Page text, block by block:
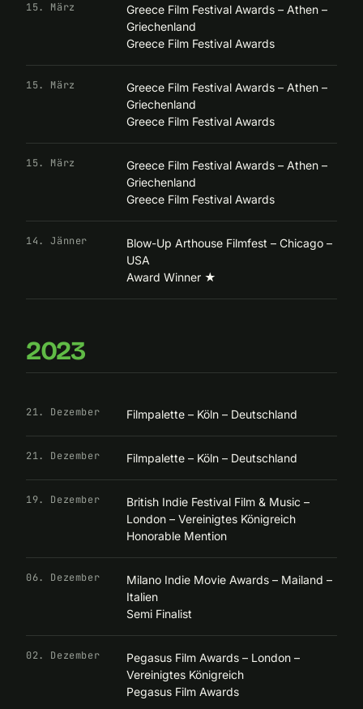
15. März
Greece Film Festival Awards – Athen –
Griechenland
Greece Film Festival Awards
15. März
Greece Film Festival Awards – Athen –
Griechenland
Greece Film Festival Awards
15. März
Greece Film Festival Awards – Athen –
Griechenland
Greece Film Festival Awards
14. Jänner
Blow-Up Arthouse Filmfest – Chicago –
USA
Award Winner ★
2023
21. Dezember Filmpalette – Köln – Deutschland
21. Dezember Filmpalette – Köln – Deutschland
19. Dezember
British Indie Festival Film & Music –
London – Vereinigtes Königreich
Honorable Mention
06. Dezember
Milano Indie Movie Awards – Mailand –
Italien
Semi Finalist
02. Dezember
Pegasus Film Awards – London –
Vereinigtes Königreich
Pegasus Film Awards